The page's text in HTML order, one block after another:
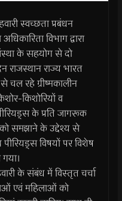
स्वच्छता प्रबंधन
विभाग द्वारा
के सहयोग से दो
राजस्थान राज्य भारत
रहे ग्रीष्मकालीन
किशोरियों व
के प्रति जागरूक
समझाने के उद्देश्य से
पीरियड्स विषयों पर विशेष
के संबंध में विस्तृत चर्चा
एवं महिलाओं को